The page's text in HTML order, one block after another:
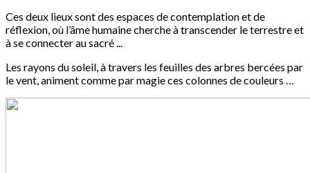
Ces deux lieux sont des espaces de contemplation et de
réflexion, où l’âme humaine cherche à transcender le terrestre et
à se connecter au sacré ...
Les rayons du soleil, à travers les feuilles des arbres bercées par
le vent, animent comme par magie ces colonnes de couleurs …